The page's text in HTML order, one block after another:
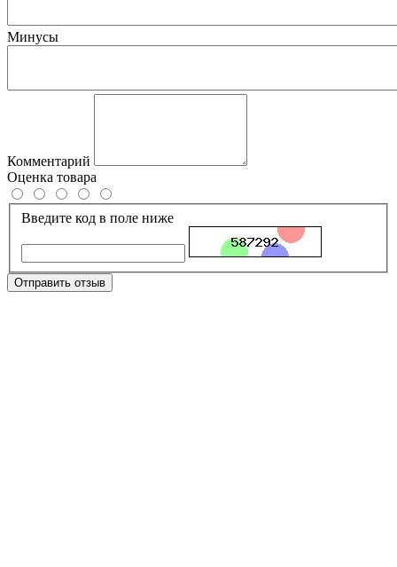
Минусы
Комментарий
Оценка товара
Введите код в поле ниже
Отправить отзыв